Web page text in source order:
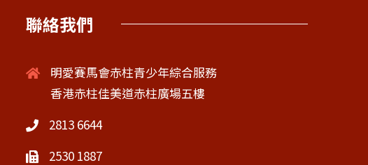
聯絡我們
明愛賽馬會赤柱青少年綜合服務
香港赤柱佳美道赤柱廣場五樓
2813 6644
2530 1887